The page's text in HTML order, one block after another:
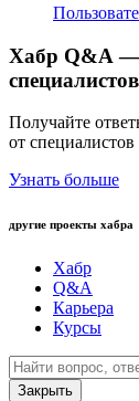
Хабр Q&A —
специалистов
Получайте
от специалистов
Узнать больше
другие проекты хабра
Хабр
Q&A
Карьера
Курсы
Закрыть